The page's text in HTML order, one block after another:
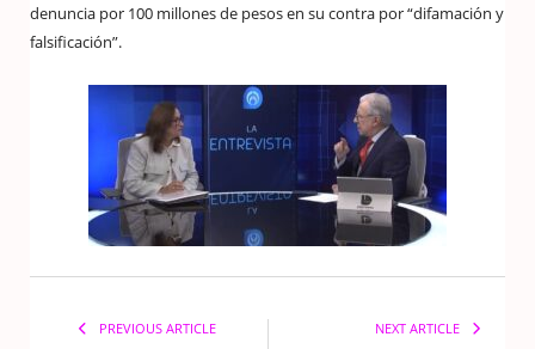
denuncia por 100 millones de pesos en su contra por “difamación y
falsificación”.
PREVIOUS ARTICLE NEXT ARTICLE